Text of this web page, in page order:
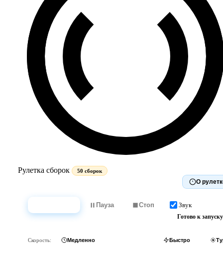
Рулетка сборок 50 сборок
О
Пауза Стоп Звук
Готово к запуску
Скорость: Медленно Быстро